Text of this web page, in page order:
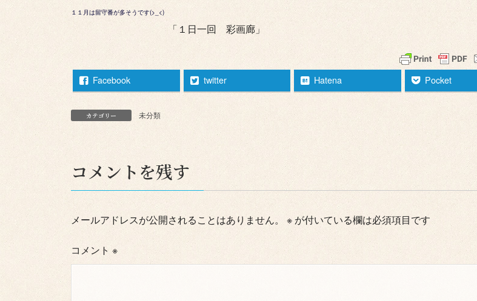
１１月は留守番が多そうです(>_<)
「１日一回 彩画廊」
Facebook twitter Hatena Pocket
カテゴリー 未分類
コメントを残す
メールアドレスが公開されることはありません。 ※ が付いている欄は必須項目です
コメント ※